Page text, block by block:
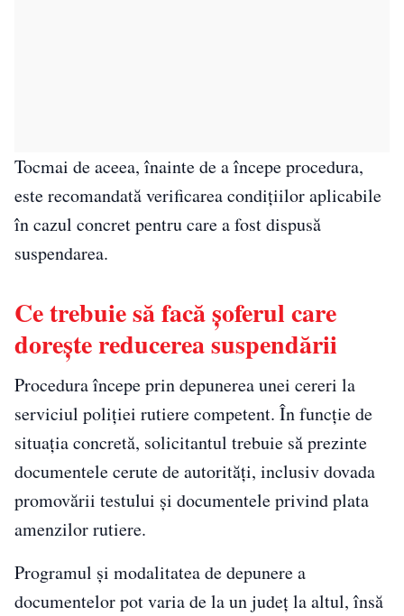
Tocmai de aceea, înainte de a începe procedura,
este recomandată verificarea condițiilor aplicabile
în cazul concret pentru care a fost dispusă
suspendarea.
Ce trebuie să facă șoferul care
dorește reducerea suspendării
Procedura începe prin depunerea unei cereri la
serviciul poliției rutiere competent. În funcție de
situația concretă, solicitantul trebuie să prezinte
documentele cerute de autorități, inclusiv dovada
promovării testului și documentele privind plata
amenzilor rutiere.
Programul și modalitatea de depunere a
documentelor pot varia de la un județ la altul, însă